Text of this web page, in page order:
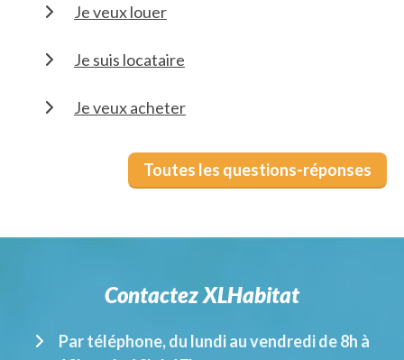
Je veux louer
Je suis locataire
Je veux acheter
Toutes les questions-réponses
Contactez XLHabitat
Par téléphone, du lundi au vendredi de 8h à